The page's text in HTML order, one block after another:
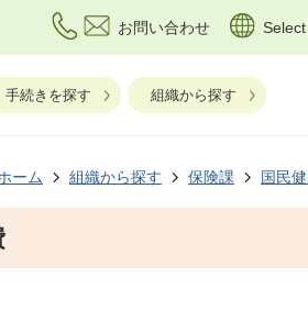
お問い合わせ
手続きを探す 組織から探す
ーム 組織から探す 保険課 国民